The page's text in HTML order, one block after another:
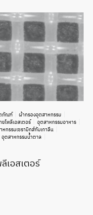
ภัณฑ์
ผ้ากรองอุตสาหกรรม
โพลีเอสเตอร์
อุตสาหกรรมอาหาร
หกรรมเซรามิกส์กับเกาลีน
อุตสาหกรรมน้ำตาล
เอสเตอร์